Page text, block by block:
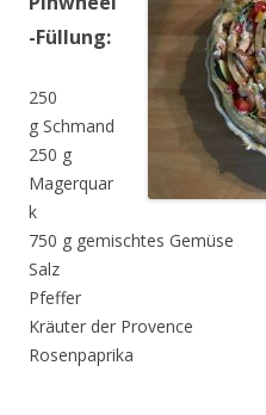
-Füllung:
250
g Schmand
250 g
Magerquar
k
750 g gemischtes Gemüse
Salz
Pfeffer
Kräuter der Provence
Rosenpaprika